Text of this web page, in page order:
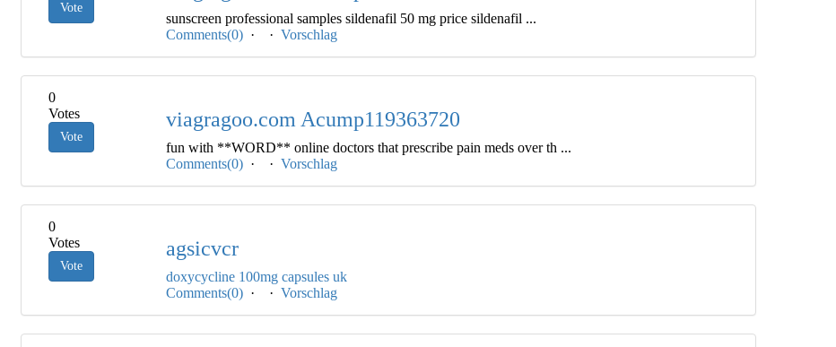
Vote
sunscreen professional samples sildenafil 50 mg price sildenafil ...
Comments(0) · ·Vorschlag
0
Votes
Vote
viagragoo.com Acump119363720
fun with **WORD** online doctors that prescribe pain meds over th ...
Comments(0) · ·Vorschlag
0
Votes
Vote
agsicvcr
doxycycline 100mg capsules uk
Comments(0) · ·Vorschlag